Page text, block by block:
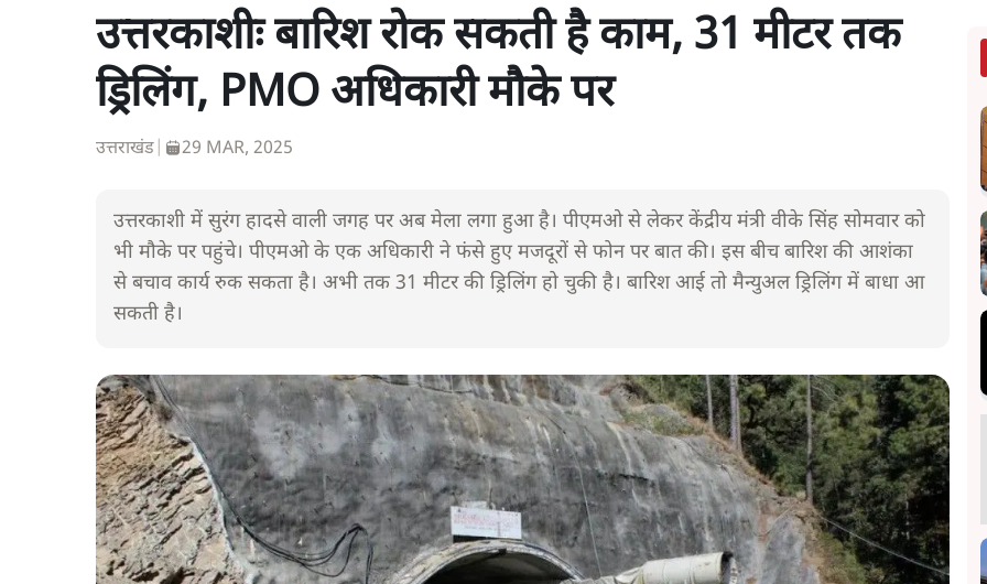
उत्तरकाशीः बारिश रोक सकती है काम, 31 मीटर तक
ड्रिलिंग, PMO अधिकारी मौके पर
उत्तराखंड 29 MAR, 2025
उत्तरकाशी में सुरंग हादसे वाली जगह पर अब मेला लगा हुआ है। पीएमओ से लेकर केंद्रीय मंत्री वीके सिंह सोमवार को
भी मौके पर पहुंचे। पीएमओ के एक अधिकारी ने फंसे हुए मजदूरों से फोन पर बात की। इस बीच बारिश की आशंका
से बचाव कार्य रुक सकता है। अभी तक 31 मीटर की ड्रिलिंग हो चुकी है। बारिश आई तो मैन्युअल ड्रिलिंग में बाधा आ
सकती है।